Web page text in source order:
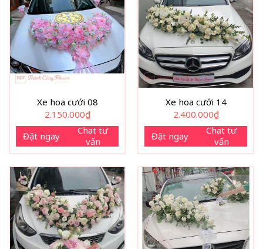
Xe hoa cưới 08
2.150.000₫
Đặt ngay
Chat tư
vấn
Xe hoa cưới 14
2.400.000₫
Đặt ngay
Chat tư
vấn